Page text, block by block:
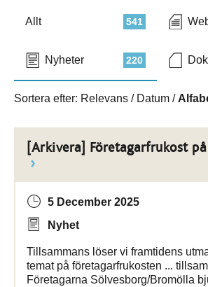
541
Allt
220
Nyheter
Sortera efter: Relevans / Datum /
[Arkivera] Företagarfrukost
5 December 2025
Nyhet
Tillsammans löser vi framtidens
temat på företagarfrukosten ...
Företagarna Sölvesborg/Bromölla